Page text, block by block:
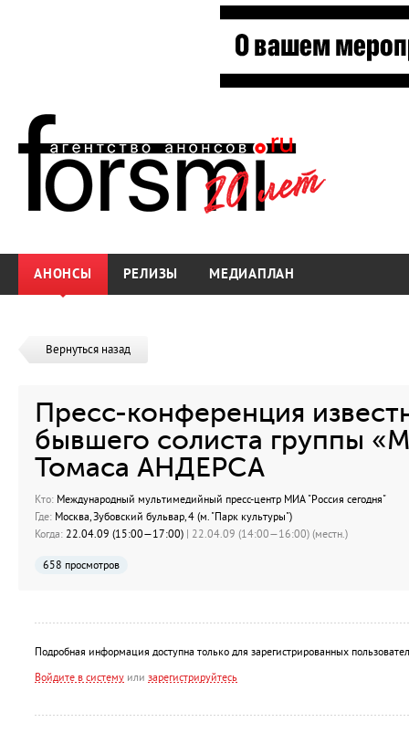
АНОНСЫ РЕЛИЗЫ МЕДИАПЛАН
Вернуться назад
Пресс-конференция
бывшего солиста группы
Томаса АНДЕРСА
Кто: Международный мультимедийный пресс-центр МИА "Россия сегодня"
Где: Москва, Зубовский бульвар, 4 (м. "Парк культуры")
Когда: 22.04.09 (15:00—17:00) | 22.04.09 (14:00—16:00) (местн.)
658 просмотров
Подробная информация доступна только для зарегистрированных
Войдите в систему или зарегистрируйтесь